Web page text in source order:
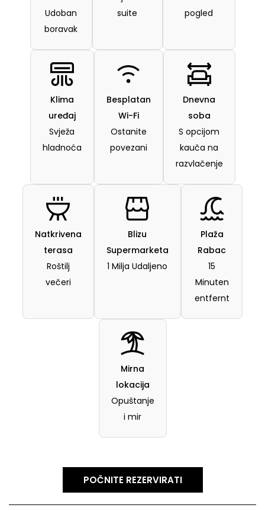
Udoban
boravak
suite
pogled
Klima
uređaj
Svježa
hladnoća
Besplatan
Wi-Fi
Ostanite
povezani
Dnevna
soba
S opcijom
kauča na
razvlačenje
Natkrivena
terasa
Roštilj
večeri
Blizu
Supermarketa
1 Milja Udaljeno
Plaža
Rabac
15
Minuten
entfernt
Mirna
lokacija
Opuštanje
i mir
POČNITE REZERVIRATI